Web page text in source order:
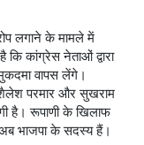
लगाने के मामले में
कि कांग्रेस नेताओं द्वारा
वापस लेंगे।
परमार और सुखराम
है। रूपाणी के खिलाफ
अब भाजपा के सदस्य हैं।